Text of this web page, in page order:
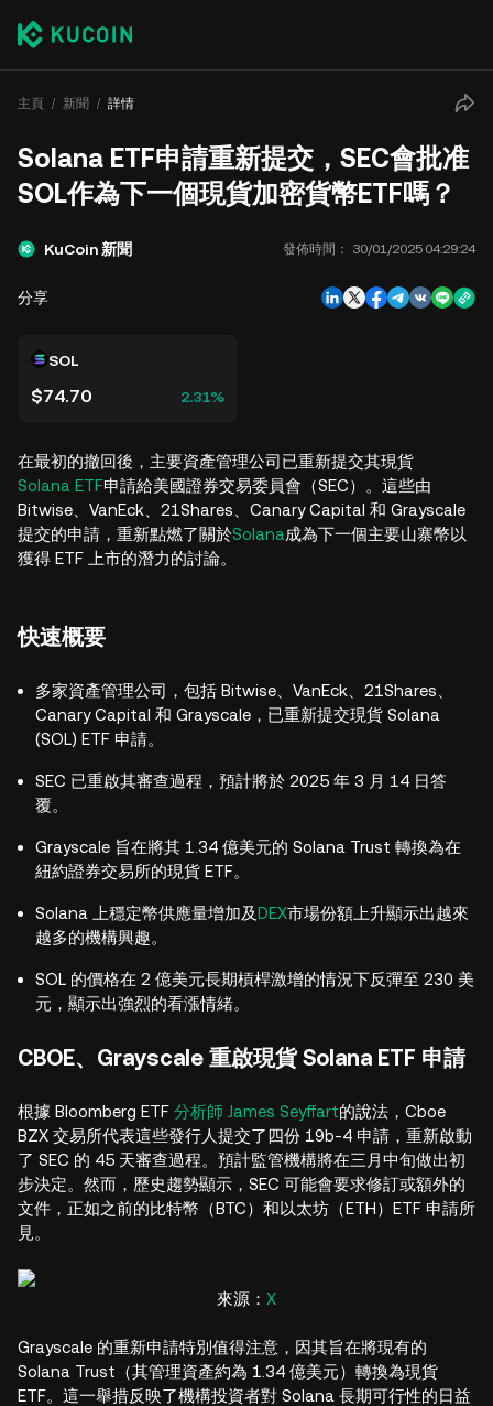
主頁 新聞 詳情
Solana ETF申請重新提交，SEC會批准
SOL作為下一個現貨加密貨幣ETF嗎？
KuCoin 新聞 發佈時間： 30/01/2025 04:29:24
分享
SOL
$74.70 2.31%
在最初的撤回後，主要資產管理公司已重新提交其現貨
Solana ETF申請給美國證券交易委員會（SEC）。這些由
Bitwise、VanEck、21Shares、Canary Capital 和 Grayscale
提交的申請，重新點燃了關於Solana成為下一個主要山寨幣以
獲得 ETF 上市的潛力的討論。
快速概要
多家資產管理公司，包括 Bitwise、VanEck、21Shares、
Canary Capital 和 Grayscale，已重新提交現貨 Solana
(SOL) ETF 申請。
SEC 已重啟其審查過程，預計將於 2025 年 3 月 14 日答
覆。
Grayscale 旨在將其 1.34 億美元的 Solana Trust 轉換為在
紐約證券交易所的現貨 ETF。
Solana 上穩定幣供應量增加及DEX市場份額上升顯示出越來
越多的機構興趣。
SOL 的價格在 2 億美元長期槓桿激增的情況下反彈至 230 美
元，顯示出強烈的看漲情緒。
CBOE、Grayscale 重啟現貨 Solana ETF 申請
根據 Bloomberg ETF 分析師 James Seyffart的說法，Cboe
BZX 交易所代表這些發行人提交了四份 19b-4 申請，重新啟動
了 SEC 的 45 天審查過程。預計監管機構將在三月中旬做出初
步決定。然而，歷史趨勢顯示，SEC 可能會要求修訂或額外的
文件，正如之前的比特幣（BTC）和以太坊（ETH）ETF 申請所
見。
來源： X
Grayscale 的重新申請特別值得注意，因其旨在將現有的
Solana Trust（其管理資產約為 1.34 億美元）轉換為現貨
ETF。這一舉措反映了機構投資者對 Solana 長期可行性的日益